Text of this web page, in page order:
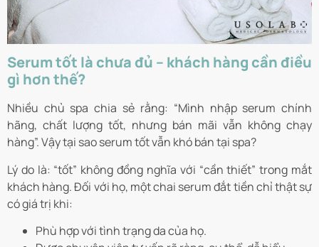
Serum tốt là chưa đủ – khách hàng cần điều
gì hơn thế?
Nhiều chủ spa chia sẻ rằng: “Mình nhập serum chính
hãng, chất lượng tốt, nhưng bán mãi vẫn không chạy
hàng”. Vậy tại sao serum tốt vẫn khó bán tại spa?
Lý do là: “tốt” không đồng nghĩa với “cần thiết” trong mắt
khách hàng. Đối với họ, một chai serum đắt tiền chỉ thật sự
có giá trị khi:
Phù hợp với tình trạng da của họ.